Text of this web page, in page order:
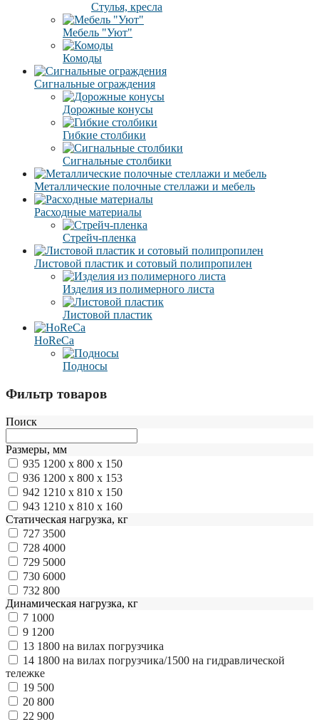
Стулья, кресла
Мебель "Уют"
Комоды
Сигнальные ограждения
Дорожные конусы
Гибкие столбики
Сигнальные столбики
Металлические полочные стеллажи и мебель
Расходные материалы
Стрейч-пленка
Листовой пластик и сотовый полипропилен
Изделия из полимерного листа
Листовой пластик
HoReCa
Подносы
Фильтр товаров
Поиск
Размеры, мм
935 1200 x 800 x 150
936 1200 x 800 x 153
942 1210 x 810 x 150
943 1210 x 810 x 160
Статическая нагрузка, кг
727 3500
728 4000
729 5000
730 6000
732 800
Динамическая нагрузка, кг
7 1000
9 1200
13 1800 на вилах погрузчика
14 1800 на вилах погрузчика/1500 на гидравлической
тележке
19 500
20 800
22 900